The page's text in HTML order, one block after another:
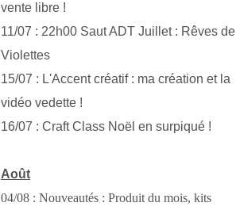
vente libre !
11/07 : 22h00 Saut ADT Juillet : Rêves de
Violettes
15/07 : L'Accent créatif : ma création et la
vidéo vedette !
16/07 : Craft Class Noël en surpiqué !
Août
04/08 : Nouveautés : Produit du mois, kits